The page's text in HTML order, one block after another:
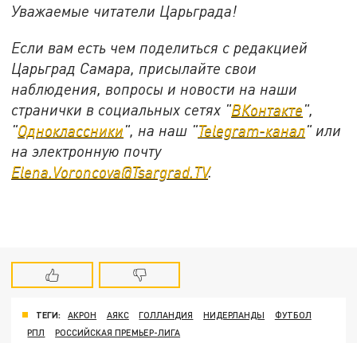
Уважаемые читатели Царьграда!
Если вам есть чем поделиться с редакцией
Царьград Самара, присылайте свои
наблюдения, вопросы и новости на наши
странички в социальных сетях "ВКонтакте",
"Одноклассники", на наш "Telegram-канал" или
на электронную почту
Elena.Voroncova@Tsargrad.TV.
ТЕГИ: АКРОН АЯКС ГОЛЛАНДИЯ НИДЕРЛАНДЫ
ФУТБОЛ
РПЛ
РОССИЙСКАЯ ПРЕМЬЕР-ЛИГА